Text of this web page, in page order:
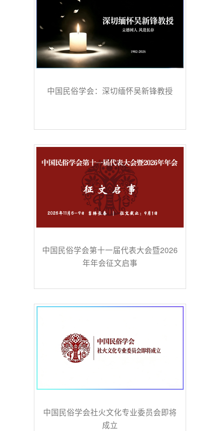
中国民俗学会：深切缅怀吴新锋教授
中国民俗学会第十一届代表大会暨2026
年年会征文启事
中国民俗学会社火文化专业委员会即将
成立